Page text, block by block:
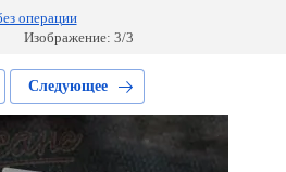
операции
Изображение: 3/3
Следующее